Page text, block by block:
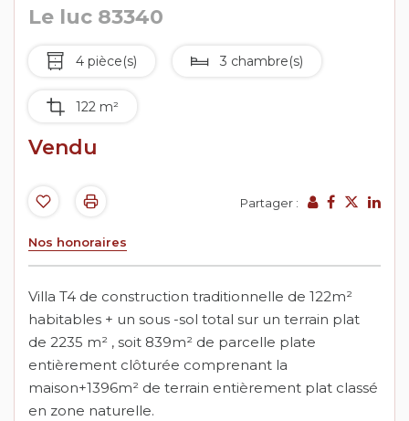
Le luc 83340
4 pièce(s) 3 chambre(s)
122 m²
Vendu
Partager :
Nos honoraires
Villa T4 de construction traditionnelle de 122m²
habitables + un sous -sol total sur un terrain plat
de 2235 m² , soit 839m² de parcelle plate
entièrement clôturée comprenant la
maison+1396m² de terrain entièrement plat classé
en zone naturelle.